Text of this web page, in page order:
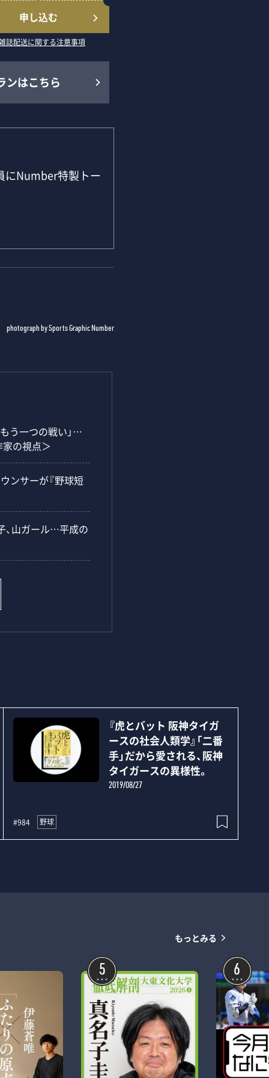
申し込む
誌配送に関する注意事項
ンはこちら
にNumber特製トー
photograph by Sports Graphic Number
もう一つの戦い」…
家の視点＞
ンサーが『野球短
、山ガール…平成の
『虎とバット 阪神タイガ
ースの社会人類学』「二番
手」だから愛される、阪神
タイガースの異様性。
2019/08/27
#984 野球
もっとみる
5 6